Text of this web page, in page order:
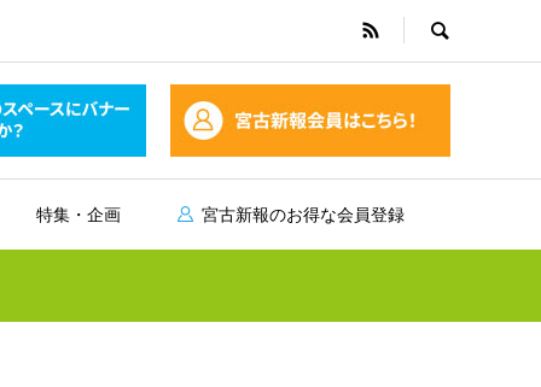
特集・企画 宮古新報のお得な会員登録